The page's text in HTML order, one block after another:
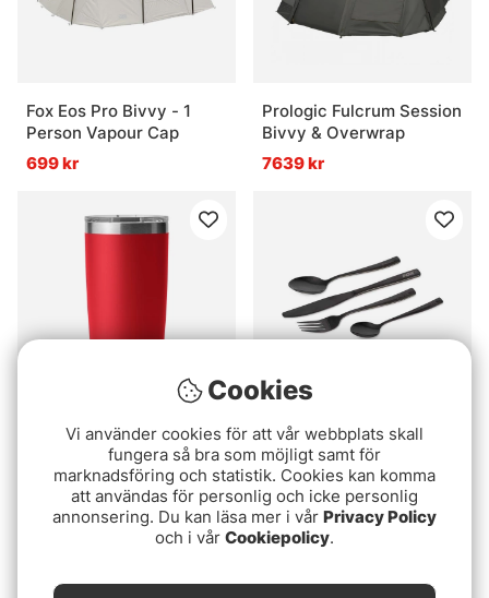
Fox Eos Pro Bivvy - 1
Person Vapour Cap
699 kr
Prologic Fulcrum Session
Bivvy & Overwrap
7639 kr
Yeti Rambler 20 Oz
Tumbler - Rescue Red
389 kr
Fox Cookware Black
Stainless Cutlery Set
139 kr
Cookies
Vi använder cookies för att vår webbplats skall
fungera så bra som möjligt samt för
marknadsföring och statistik. Cookies kan komma
att användas för personlig och icke personlig
annonsering. Du kan läsa mer i vår Privacy Policy
och i vår Cookiepolicy.